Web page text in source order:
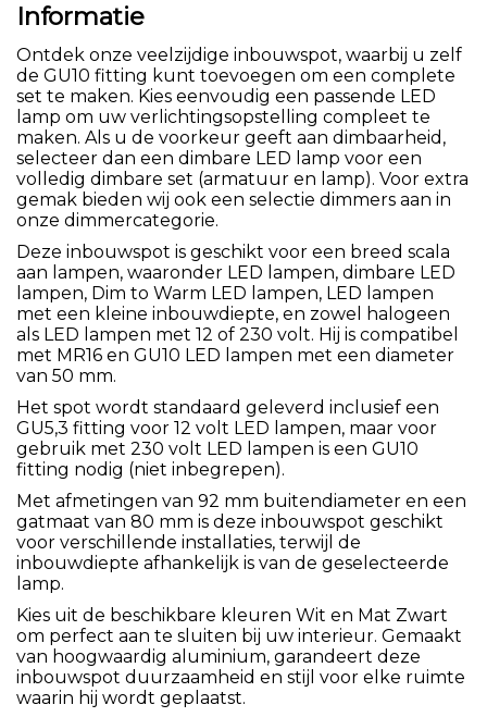
Informatie
Ontdek onze veelzijdige inbouwspot, waarbij u zelf
de GU10 fitting kunt toevoegen om een complete
set te maken. Kies eenvoudig een passende LED
lamp om uw verlichtingsopstelling compleet te
maken. Als u de voorkeur geeft aan dimbaarheid,
selecteer dan een dimbare LED lamp voor een
volledig dimbare set (armatuur en lamp). Voor extra
gemak bieden wij ook een selectie dimmers aan in
onze dimmercategorie.
Deze inbouwspot is geschikt voor een breed scala
aan lampen, waaronder LED lampen, dimbare LED
lampen, Dim to Warm LED lampen, LED lampen
met een kleine inbouwdiepte, en zowel halogeen
als LED lampen met 12 of 230 volt. Hij is compatibel
met MR16 en GU10 LED lampen met een diameter
van 50 mm.
Het spot wordt standaard geleverd inclusief een
GU5,3 fitting voor 12 volt LED lampen, maar voor
gebruik met 230 volt LED lampen is een GU10
fitting nodig (niet inbegrepen).
Met afmetingen van 92 mm buitendiameter en een
gatmaat van 80 mm is deze inbouwspot geschikt
voor verschillende installaties, terwijl de
inbouwdiepte afhankelijk is van de geselecteerde
lamp.
Kies uit de beschikbare kleuren Wit en Mat Zwart
om perfect aan te sluiten bij uw interieur. Gemaakt
van hoogwaardig aluminium, garandeert deze
inbouwspot duurzaamheid en stijl voor elke ruimte
waarin hij wordt geplaatst.